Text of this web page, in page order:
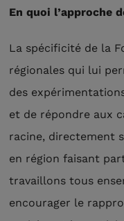
En quoi l’approche
La spécificité de la
régionales qui lui
des
et de répondre aux
racine, directement
en région faisant
travaillons tous
encourager le